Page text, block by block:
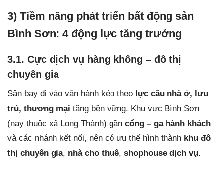
3) Tiềm năng phát triển bất động sản
Bình Sơn: 4 động lực tăng trưởng
3.1. Cực dịch vụ hàng không – đô thị
chuyên gia
Sân bay đi vào vận hành kéo theo lực cầu nhà ở, lưu
trú, thương mại tăng bền vững. Khu vực Bình Sơn
(nay thuộc xã Long Thành) gần cổng – ga hành khách
và các nhánh kết nối, nên có ưu thế hình thành khu đô
thị chuyên gia, nhà cho thuê, shophouse dịch vụ.